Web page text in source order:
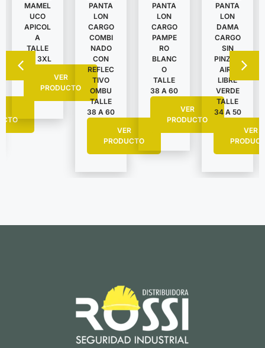
MAMEL
UCO
APICOL
A
TALLE
S A 3XL
VER
PRODUCTO
PANTA
LON
CARGO
COMBI
NADO
CON
REFLEC
TIVO
OMBU
TALLE
38 A 60
VER
PRODUCTO
PANTA
LON
CARGO
PAMPE
RO
BLANC
O
TALLE
38 A 60
VER
PRODUCTO
PANTA
LON
DAMA
CARGO
SIN
PINZAS
AIRE
LIBRE
VERDE
TALLE
34 A 50
VER